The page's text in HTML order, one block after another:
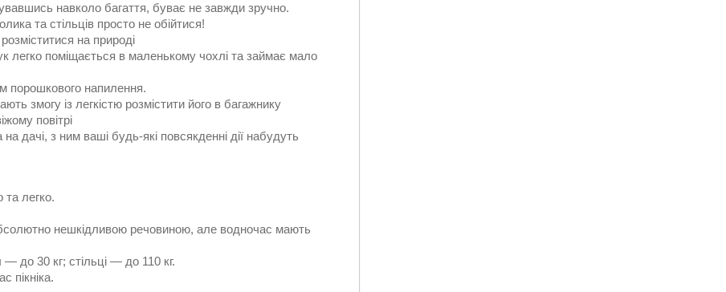
навколо багаття, буває не завжди зручно.
та стільців просто не обійтися!
на природі
легко поміщається в маленькому чохлі та займає мало
порошкового напилення.
змогу із легкістю розмістити його в багажнику
повітрі
дачі, з ним ваші будь-які повсякденні дії набудуть
легко.
нешкідливою речовиною, але водночас мають
до 30 кг; стільці — до 110 кг.
пікніка.